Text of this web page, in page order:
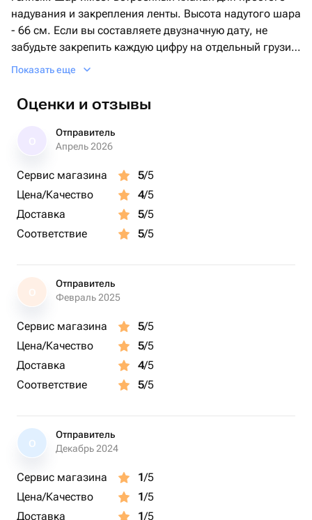
надувания и закрепления ленты. Высота надутого шара
- 66 см. Если вы составляете двузначную дату, не
забудьте закрепить каждую цифру на отдельный грузик.
Надутый шар летает от 3 дней.
Показать еще
Оценки и отзывы
Отправитель
Апрель 2026
Сервис магазина 5/5
Цена/Качество
4/5
Доставка
5/5
Соответствие
5/5
О
Отправитель
Февраль 2025
Сервис магазина 5/5
Цена/Качество
5/5
Доставка
4/5
Соответствие
5/5
О
Отправитель
Декабрь 2024
Сервис магазина 1/5
Цена/Качество
1/5
Доставка
1/5